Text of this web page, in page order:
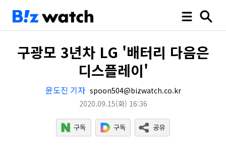
구광모 3년차 LG '배터리 다음은
디스플레이'
윤도진 기자 spoon504@bizwatch.co.kr
2020.09.15(화) 16:36